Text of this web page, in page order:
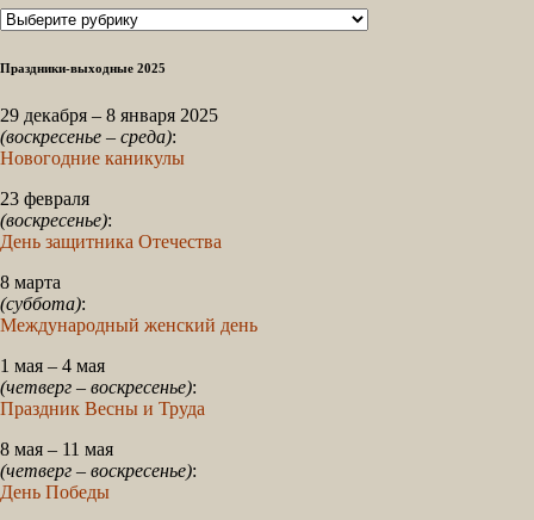
Все
Праздники-выходные 2025
29 декабря – 8 января 2025
(воскресенье – среда):
Новогодние каникулы
23 февраля
(воскресенье):
День защитника Отечества
8 марта
(суббота):
Международный женский день
1 мая – 4 мая
(четверг – воскресенье):
Праздник Весны и Труда
8 мая – 11 мая
(четверг – воскресенье):
День Победы